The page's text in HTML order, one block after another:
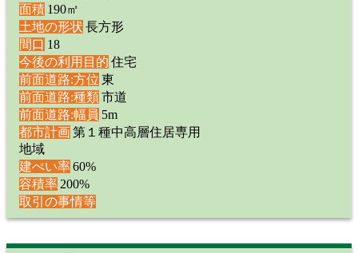
面積 190㎡
土地の形状 長方形
間口 18
今後の利用目的 住宅
前面道路:方位 東
前面道路:種類 市道
前面道路:幅員 5m
都市計画 第１種中高層住居専用
地域
建ぺい率60%
容積率200%
取引の事情等